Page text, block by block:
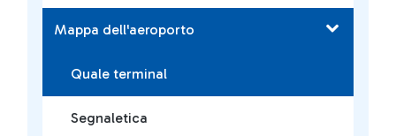
Mappa dell'aeroporto
Quale terminal
Segnaletica